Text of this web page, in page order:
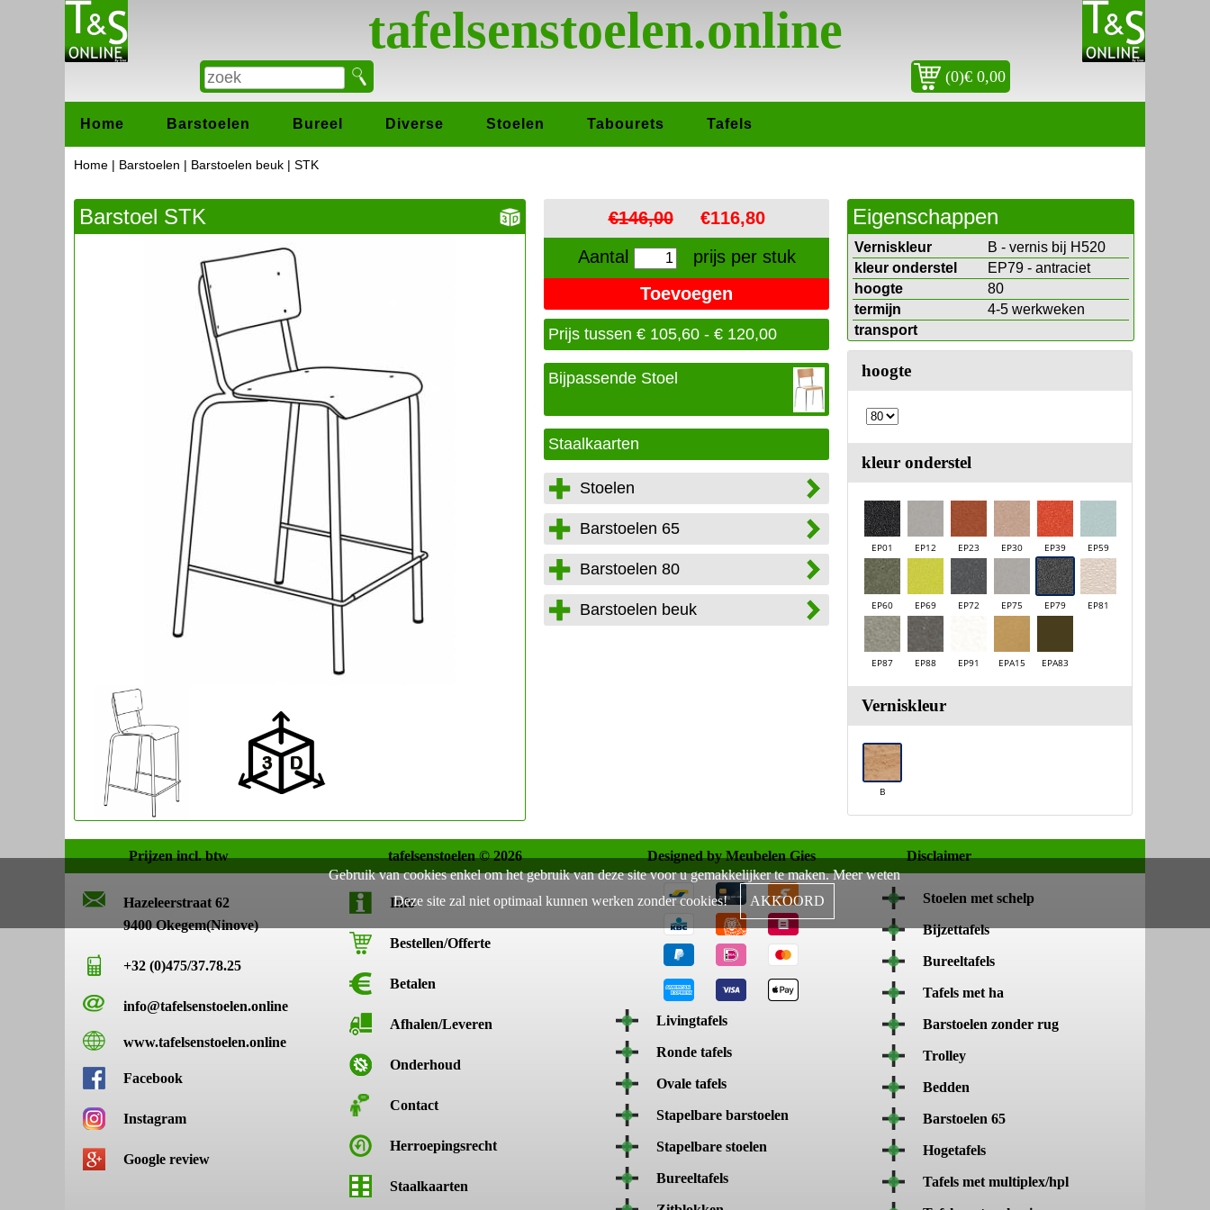
tafelsenstoelen.online
(0)€ 0,00
Home Barstoelen Bureel Diverse Stoelen Tabourets Tafels
Home | Barstoelen | Barstoelen beuk | STK
Barstoel STK €146,00
€116,80
Aantal
prijs per stuk
Prijs tussen € 105,60 - € 120,00
Bijpassende Stoel
Staalkaarten
Stoelen
Barstoelen 65
Barstoelen 80
Barstoelen beuk
Eigenschappen
Verniskleur
B - vernis bij H520
kleur onderstel
EP79 - antraciet
hoogte
80
termijn
4-5 werkweken
transport
hoogte
kleur onderstel
EP01 EP12 EP23 EP30 EP39 EP59
EP60 EP69 EP72 EP75 EP79 EP81
EP87 EP88 EP91 EPA15 EPA83
Verniskleur
B
Prijzen incl. btw tafelsenstoelen © 2026 Designed by Meubelen Gies Disclaimer
Hazeleerstraat 62
9400 Okegem(Ninove)
+32 (0)475/37.78.25
info@tafelsenstoelen.online
www.tafelsenstoelen.online
Facebook
Instagram
Google review
Info
Bestellen/Offerte
Betalen
Afhalen/Leveren
Onderhoud
Contact
Herroepingsrecht
Staalkaarten
Livingtafels
Ronde tafels
Ovale tafels
Stapelbare barstoelen
Stapelbare stoelen
Bureeltafels
Stoelen met schelp
Bijzettafels
Bureeltafels
Tafels met ha
Barstoelen zonder rug
Trolley
Bedden
Barstoelen 65
Hogetafels
Tafels met multiplex/hpl
Gebruik van cookies enkel om het gebruik van deze site voor u gemakkelijker te maken.Meer weten
Deze site zal niet optimaal kunnen werken zonder cookies!
AKKOORD